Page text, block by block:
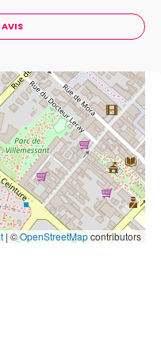
AVIS
| ©OpenStreetMapcontributors